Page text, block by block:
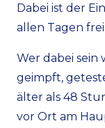
Dabei ist der
allen Tagen frei.
Wer dabei sein
geimpft,
älter als 48
vor Ort am